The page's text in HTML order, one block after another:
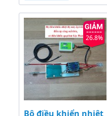
26.8%
Bộ điều khiển nhiệt